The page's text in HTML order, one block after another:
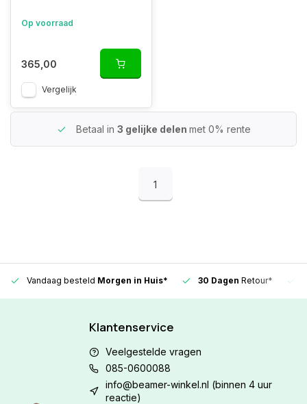
Op voorraad
365,00
Vergelijk
Betaal in 3 gelijke delen met 0% rente
1
Vandaag besteld Morgen in Huis* 30 Dagen Retour*
Klantenservice
Veelgestelde vragen
085-0600088
info@beamer-winkel.nl (binnen 4 uur
reactie)